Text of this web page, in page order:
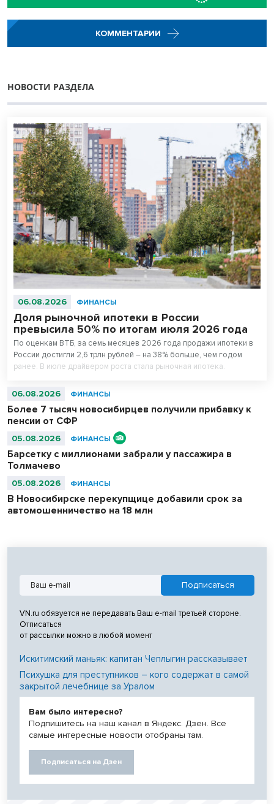
КОММЕНТАРИИ
НОВОСТИ РАЗДЕЛА
06.08.2026 ФИНАНСЫ
Доля рыночной ипотеки в России
превысила 50% по итогам июля 2026 года
По оценкам ВТБ, за семь месяцев 2026 года продажи ипотеки в
России достигли 2,6 трлн рублей – на 38% больше, чем годом
ранее. В июле драйвером роста стала рыночная ипотека.
06.08.2026 ФИНАНСЫ
Более 7 тысяч новосибирцев получили прибавку к
пенсии от СФР
05.08.2026 ФИНАНСЫ
Барсетку с миллионами забрали у пассажира в
Толмачево
05.08.2026 ФИНАНСЫ
В Новосибирске перекупщице добавили срок за
автомошенничество на 18 млн
VN.ru обязуется не передавать Ваш e-mail третьей стороне.
Отписаться
от рассылки можно в любой момент
Искитимский маньяк: капитан Чеплыгин рассказывает
Психушка для преступников – кого содержат в самой
закрытой лечебнице за Уралом
Вам было интересно?
Подпишитесь на наш канал в Яндекс. Дзен. Все
самые интересные новости отобраны там.
Подписаться на Дзен